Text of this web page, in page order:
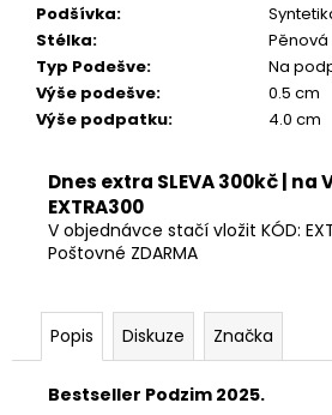
Podšívka:
Stélka:
Pěnová
Typ Podešve:
Na
Výše podešve:
0.5 cm
Výše podpatku: 4.0 cm
Dnes extra SLEVA 300kč | na
EXTRA300
V objednávce stačí vložit KÓD:
Poštovné ZDARMA
Popis Diskuze Značka
Bestseller Podzim 2025.